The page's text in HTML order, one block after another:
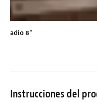
radio 8"
Instrucciones del